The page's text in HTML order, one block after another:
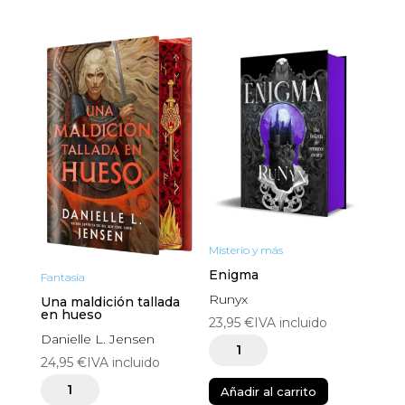
Fantasía
Una maldición tallada
en hueso
Danielle L. Jensen
24,95 €IVA incluido
Misterio y más
Enigma
Runyx
23,95€IVA incluido
Enigma
Añadir al carrito